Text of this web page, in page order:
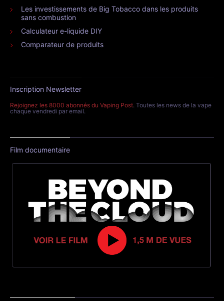
Les investissements de Big Tobacco dans les produits
sans combustion
Calculateur e-liquide DIY
Comparateur de produits
Inscription Newsletter
Rejoignez les 8000 abonnés du Vaping Post. Toutes les news de la vape
chaque vendredi par email.
Film documentaire